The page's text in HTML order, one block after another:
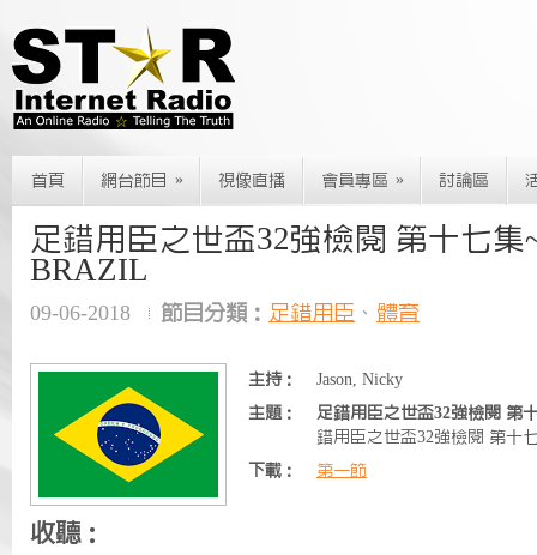
首頁 網台節目 » 視像直播 會員專區 » 討論區
足錯用臣之世盃32強檢閱 第十七集
BRAZIL
09-06-2018 節目分類： 足錯用臣 、 體育
主持：
Jason, Nicky
主題：
足錯用臣之世盃32強檢閱 第
錯用臣之世盃32強檢閱 第十
下載：
第一節
收聽：